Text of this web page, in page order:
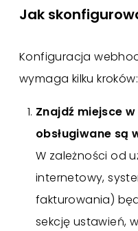
Jak
Konfiguracja
wymaga kilku kroków:
Znajdź miejsce
obsługiwane są
W zależności od
internetowy,
fakturowania)
sekcję ustawień,